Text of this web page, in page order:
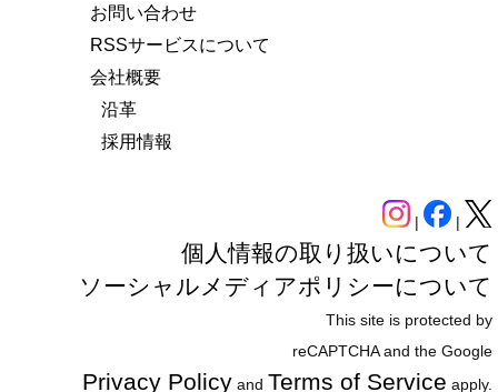
お問い合わせ
RSSサービスについて
会社概要
沿革
採用情報
| |
個人情報の取り扱いについて
ソーシャルメディアポリシーについて
This site is protected by
reCAPTCHA and the Google
Privacy Policy and Terms of Service apply.